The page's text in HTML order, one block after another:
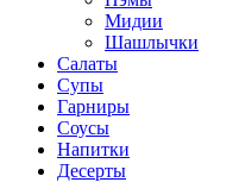
Мидии
Шашлычки
Салаты
Супы
Гарниры
Соусы
Напитки
Десерты